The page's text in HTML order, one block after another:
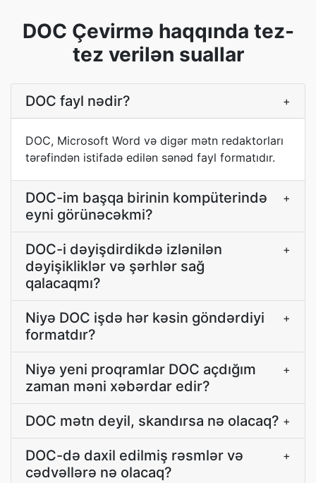
DOC Çevirmə haqqında tez-
tez verilən suallar
DOC fayl nədir? +
DOC, Microsoft Word və digər mətn redaktorları
tərəfindən istifadə edilən sənəd fayl formatıdır.
DOC-im başqa birinin kompüterində
eyni görünəcəkmi?
+
DOC-i dəyişdirdikdə izlənilən
dəyişikliklər və şərhlər sağ
qalacaqmı?
+
Niyə DOC işdə hər kəsin göndərdiyi
formatdır?
+
Niyə yeni proqramlar DOC açdığım
zaman məni xəbərdar edir?
+
DOC mətn deyil, skandırsa nə olacaq? +
DOC-də daxil edilmiş rəsmlər və
cədvəllərə nə olacaq?
+